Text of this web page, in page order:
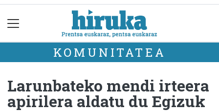
KOMUNITATEA
Larunbateko mendi irteera
apirilera aldatu du Egizuk